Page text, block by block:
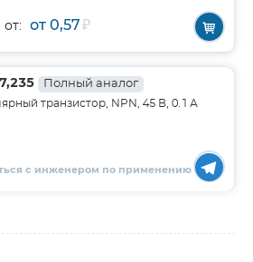
от 0,57₽
Полный аналог
транзистор, NPN, 45 В, 0.1 А
с инженером по применению